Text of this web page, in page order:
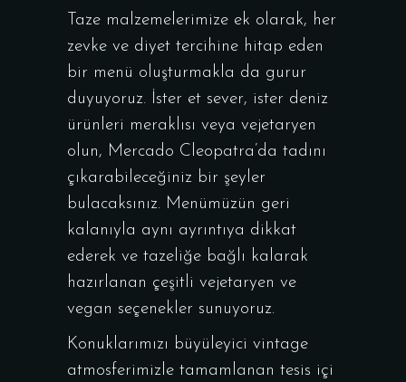
Taze malzemelerimize ek olarak, her
zevke ve diyet tercihine hitap eden
bir menü oluşturmakla da gurur
duyuyoruz. İster et sever, ister deniz
ürünleri meraklısı veya vejetaryen
olun, Mercado Cleopatra’da tadını
çıkarabileceğiniz bir şeyler
bulacaksınız. Menümüzün geri
kalanıyla aynı ayrıntıya dikkat
ederek ve tazeliğe bağlı kalarak
hazırlanan çeşitli vejetaryen ve
vegan seçenekler sunuyoruz.
Konuklarımızı büyüleyici vintage
atmosferimizle tamamlanan tesis içi